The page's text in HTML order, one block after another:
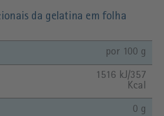
da gelatina em folha
por 100 g
1516 kJ/357
Kcal
0 g